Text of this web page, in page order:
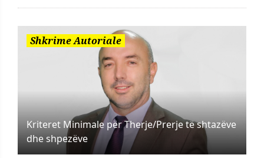
Shkrime Autoriale
Kriteret Minimale për Therje/Prerje të shtazëve
dhe shpezëve